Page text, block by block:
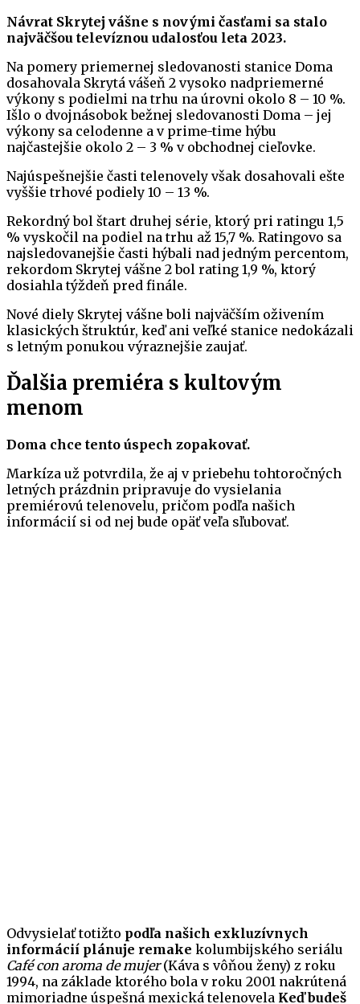
Návrat Skrytej vášne s novými časťami sa stalo
najväčšou televíznou udalosťou leta 2023.
Na pomery priemernej sledovanosti stanice Doma
dosahovala Skrytá vášeň 2 vysoko nadpriemerné
výkony s podielmi na trhu na úrovni okolo 8 – 10 %.
Išlo o dvojnásobok bežnej sledovanosti Doma – jej
výkony sa celodenne a v prime-time hýbu
najčastejšie okolo 2 – 3 % v obchodnej cieľovke.
Najúspešnejšie časti telenovely však dosahovali ešte
vyššie trhové podiely 10 – 13 %.
Rekordný bol štart druhej série, ktorý pri ratingu 1,5
% vyskočil na podiel na trhu až 15,7 %. Ratingovo sa
najsledovanejšie časti hýbali nad jedným percentom,
rekordom Skrytej vášne 2 bol rating 1,9 %, ktorý
dosiahla týždeň pred finále.
Nové diely Skrytej vášne boli najväčším oživením
klasických štruktúr, keď ani veľké stanice nedokázali
s letným ponukou výraznejšie zaujať.
Ďalšia premiéra s kultovým
menom
Doma chce tento úspech zopakovať.
Markíza už potvrdila, že aj v priebehu tohtoročných
letných prázdnin pripravuje do vysielania
premiérovú telenovelu, pričom podľa našich
informácií si od nej bude opäť veľa sľubovať.
Odvysielať totižto podľa našich exkluzívnych
informácií plánuje remake kolumbijského seriálu
Café con aroma de mujer(Káva s vôňou ženy) z roku
1994, na základe ktorého bola v roku 2001 nakrútená
mimoriadne úspešná mexická telenovela Keď budeš